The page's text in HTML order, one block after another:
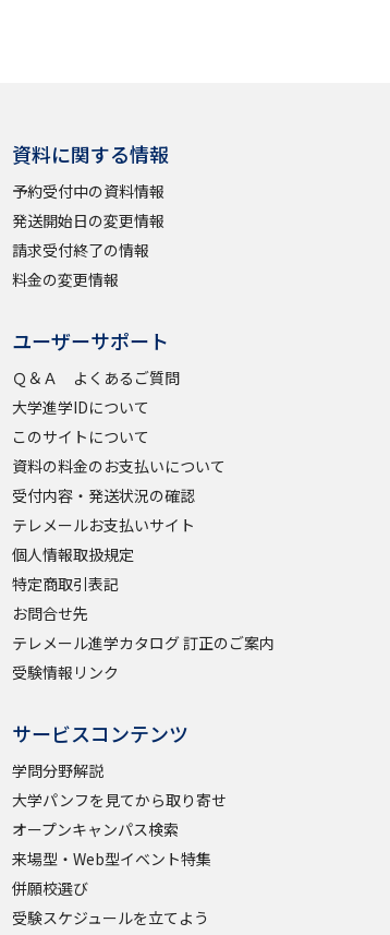
資料に関する情報
予約受付中の資料情報
発送開始日の変更情報
請求受付終了の情報
料金の変更情報
ユーザーサポート
Ｑ＆Ａ よくあるご質問
大学進学IDについて
このサイトについて
資料の料金のお支払いについて
受付内容・発送状況の確認
テレメールお支払いサイト
個人情報取扱規定
特定商取引表記
お問合せ先
テレメール進学カタログ 訂正のご案内
受験情報リンク
サービスコンテンツ
学問分野解説
大学パンフを見てから取り寄せ
オープンキャンパス検索
来場型・Web型イベント特集
併願校選び
受験スケジュールを立てよう